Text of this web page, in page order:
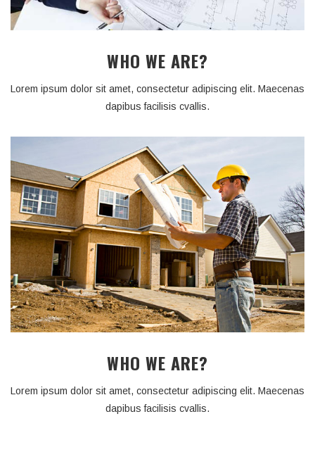
WHO WE ARE?
Lorem ipsum dolor sit amet, consectetur adipiscing elit. Maecenas
dapibus facilisis cvallis.
WHO WE ARE?
Lorem ipsum dolor sit amet, consectetur adipiscing elit. Maecenas
dapibus facilisis cvallis.